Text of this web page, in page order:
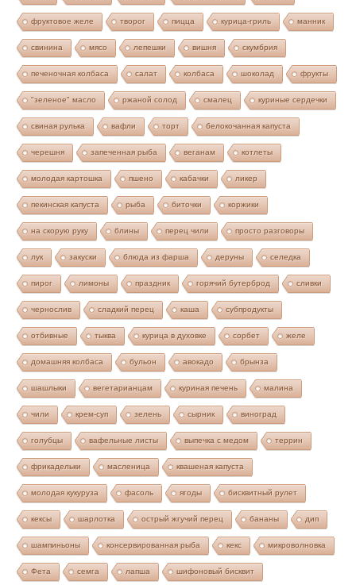
фруктовое желе творог пицца курица-гриль манник
свинина мясо лепешки вишня скумбрия
печеночная колбаса салат колбаса шоколад фрукты
"зеленое" масло ржаной солод смалец куриные сердечки
свиная рулька вафли торт белокочанная капуста
черешня запеченная рыба веганам котлеты
молодая картошка пшено кабачки ликер
пекинская капуста рыба биточки коржики
на скорую руку блины перец чили просто разговоры
лук закуски блюда из фарша деруны селедка
пирог лимоны праздник горячий бутерброд сливки
чернослив сладкий перец каша субпродукты
отбивные тыква курица в духовке сорбет желе
домашняя колбаса бульон авокадо брынза
шашлыки вегетарианцам куриная печень малина
чили крем-суп зелень сырник виноград
голубцы вафельные листы выпечка с медом террин
фрикадельки масленица квашеная капуста
молодая кукуруза фасоль ягоды бисквитный рулет
кексы шарлотка острый жгучий перец бананы дип
шампиньоны консервированная рыба кекс микроволновка
Фета семга лапша шифоновый бисквит